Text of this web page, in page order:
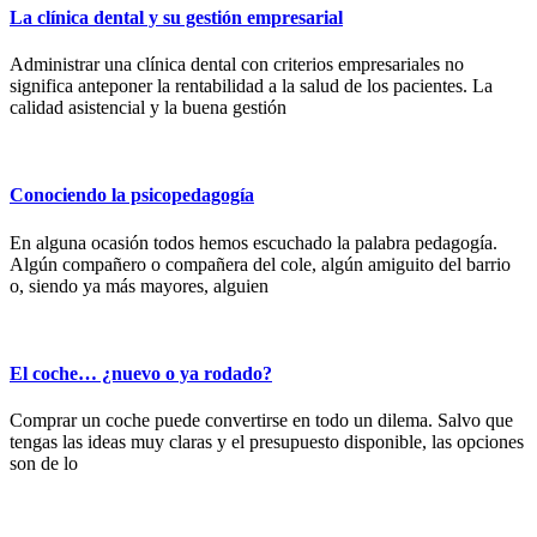
La clínica dental y su gestión empresarial
Administrar una clínica dental con criterios empresariales no
significa anteponer la rentabilidad a la salud de los pacientes. La
calidad asistencial y la buena gestión
Conociendo la psicopedagogía
En alguna ocasión todos hemos escuchado la palabra pedagogía.
Algún compañero o compañera del cole, algún amiguito del barrio
o, siendo ya más mayores, alguien
El coche… ¿nuevo o ya rodado?
Comprar un coche puede convertirse en todo un dilema. Salvo que
tengas las ideas muy claras y el presupuesto disponible, las opciones
son de lo